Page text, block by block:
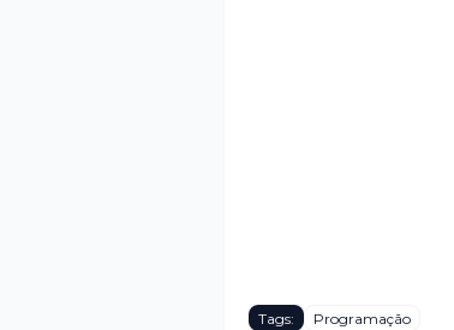
Tags: Programação